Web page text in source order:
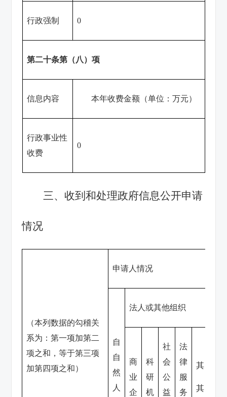
行政强制 0
第二十条第（八）项
信息内容 本年收费金额（单位：万元）
行政事业性
收费
0
三、收到和处理政府信息公开申请
情况
（本列数据的勾稽关
系为：第一项加第二
项之和，等于第三项
加第四项之和）
申请人情况
自
自
然
人
法人或其他组织
商
业
企
科
研
机
社
会
公
益
法
律
服
务
其
其